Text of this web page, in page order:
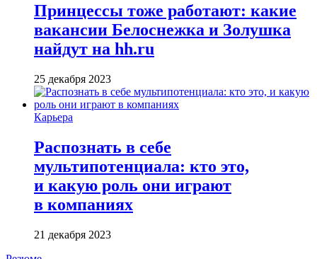
Принцессы тоже работают: какие
вакансии Белоснежка и Золушка
найдут на hh.ru
25 декабря 2023
Карьера
Распознать в себе
мультипотенциала: кто это,
и какую роль они играют
в компаниях
21 декабря 2023